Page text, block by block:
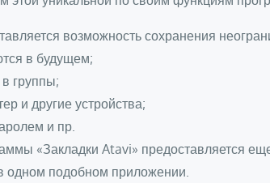
возможность сохранения
в будущем;
группы;
и другие устройства;
и пр.
«Закладки Atavi» предоставляется
одном подобном приложении.